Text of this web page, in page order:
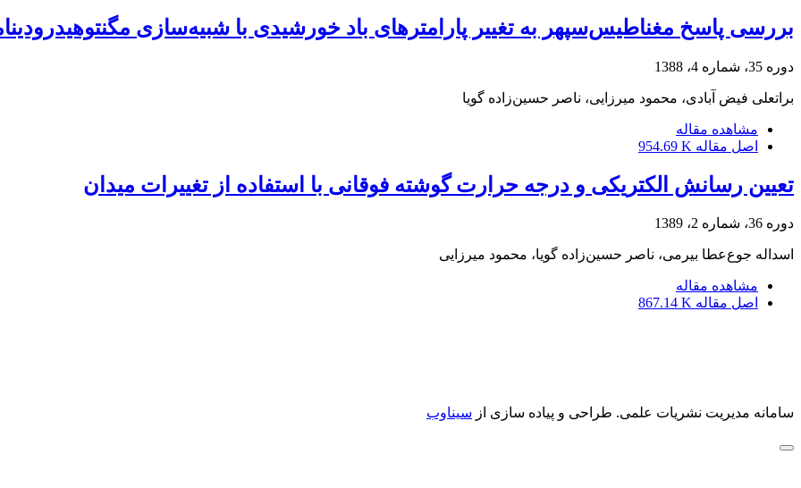
بررسی پاسخ مغناطیس‌سپهر به تغییر پارامترهای باد خورشیدی با شبیه‌سازی
دوره 35، شماره 4، 1388
براتعلی فیض آبادی، محمود میرزایی، ناصر حسین‌زاده گویا
مشاهده مقاله
اصل مقاله 954.69 K
تعیین رسانش الکتریکی و درجه حرارت گوشته‌ فوقانی با استفاده از تغییرات میدان
دوره 36، شماره 2، 1389
اسداله جوع‌عطا بیرمی، ناصر حسین‌زاده گویا، محمود میرزایی
مشاهده مقاله
اصل مقاله 867.14 K
سامانه مدیریت نشریات علمی. طراحی و پیاده سازی از سیناوب